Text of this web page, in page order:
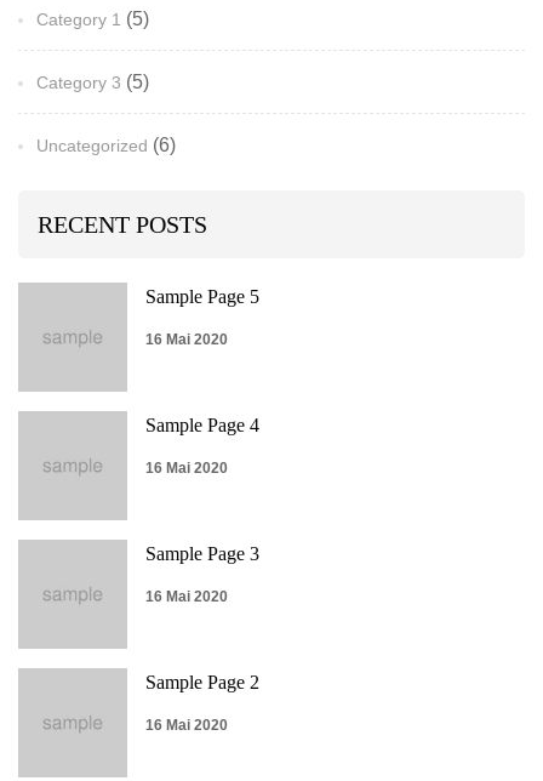
Category 1 (5)
Category 3 (5)
Uncategorized (6)
RECENT POSTS
Sample Page 5
16 Mai 2020
Sample Page 4
16 Mai 2020
Sample Page 3
16 Mai 2020
Sample Page 2
16 Mai 2020